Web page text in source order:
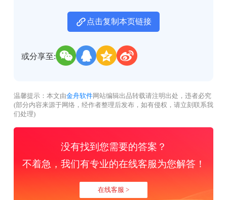
点击复制本页链接
或分享至:
温馨提示：本文由金舟软件网站编辑出品转载请注明出处，违者必究
(部分内容来源于网络，经作者整理后发布，如有侵权，请立刻联系我
们处理)
没有找到您需要的答案？
不着急，我们有专业的在线客服为您解答！
在线客服 >